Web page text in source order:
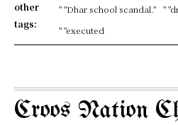
other
tags:
" "Dhar school scandal." "
" "executed
Croos Nation